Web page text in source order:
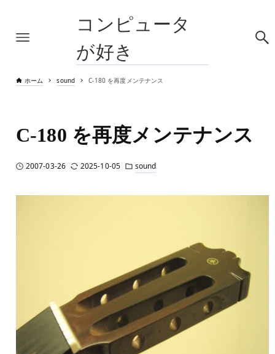
コンピュータ
が好き
ホーム sound C-180 を再度メンテナンス
C-180 を再度メンテナンス
2007-03-26 2025-10-05 sound